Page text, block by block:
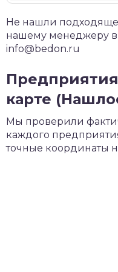
Не нашли
нашему менеджеру в
info@bedon.ru
карте
Мы проверили
каждого
точные координаты